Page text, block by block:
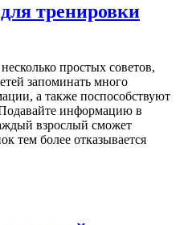
тренировки
простых советов,
запоминать много
а также поспособствуют
информацию в
взрослый сможет
тем более отказывается